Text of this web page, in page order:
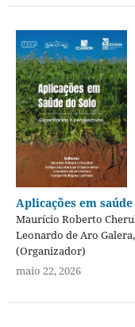
Aplicações em
Maurício Roberto
Leonardo de Aro
(Organizador)
maio 22, 2026